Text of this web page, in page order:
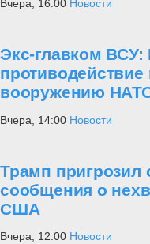
Вчера, 16:00 Новости
Экс-главком
противодействие
вооружению
Вчера, 14:00 Новости
Трамп пригрозил
сообщения о
США
Вчера, 12:00 Новости